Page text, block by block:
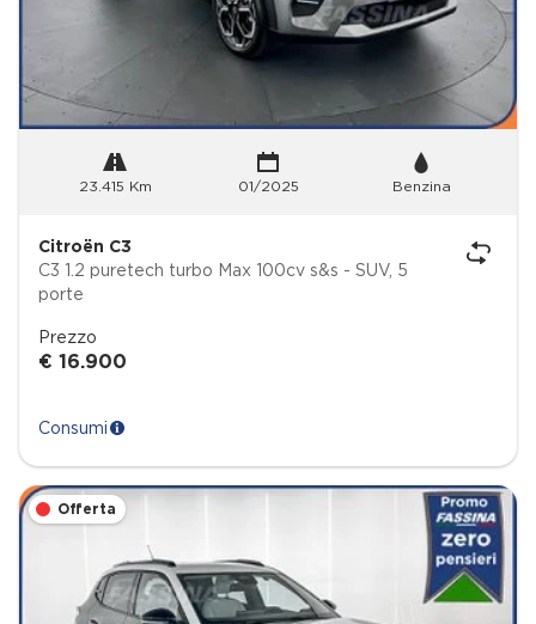
23.415 Km 01/2025 Benzina
Citroën C3
C3 1.2 puretech turbo Max 100cv s&s - SUV, 5
porte
Prezzo
€ 16.900
Consumi
Offerta